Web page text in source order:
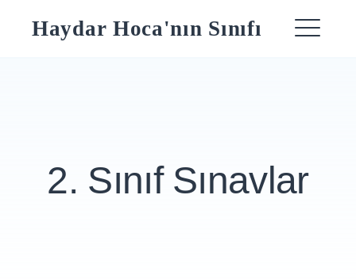
Haydar Hoca'nın Sınıfı
2. Sınıf Sınavlar